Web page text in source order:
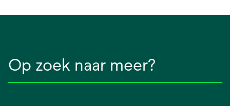
Op zoek naar meer?